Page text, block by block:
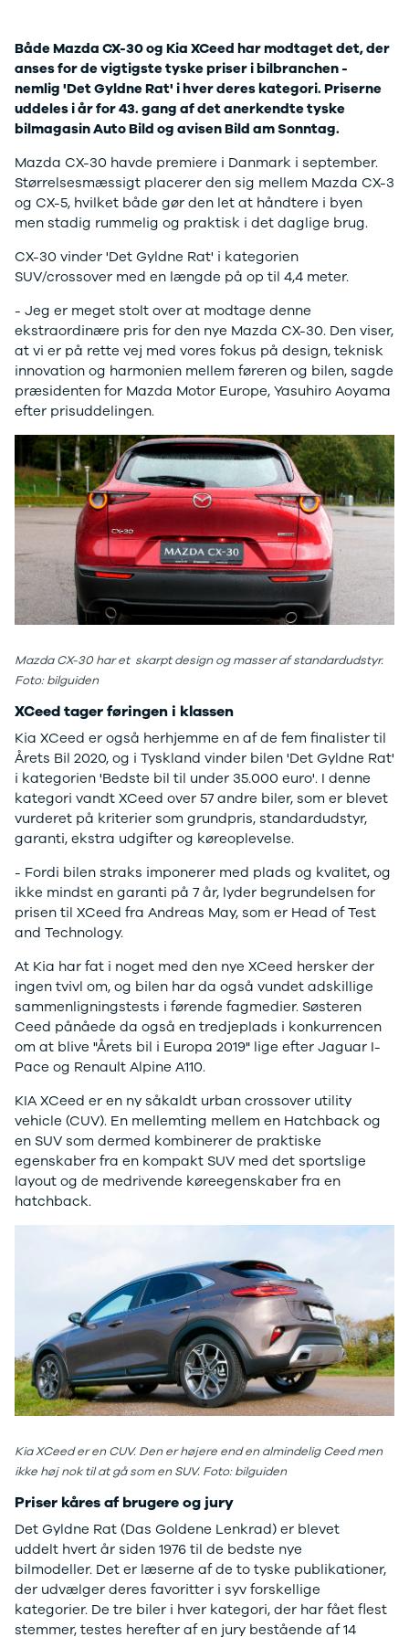
Anmeldelser
Privatleasing
Tilbud
Mustang
Modeller
Privatleasing
Tilbud
Tourneo
Custom
Modeller
Anmeldelser
E-Tourneo
Custom
Modeller
Anmeldelser
Tilbud
F-150
Modeller
Anmeldelser
Alpine
A290
Modeller
Anmeldelser
Privatleasing
Tilbud
A390
Modeller
Privatleasing
Tilbud
Dacia
Sandero
Modeller
Anmeldelser
Privatleasing
Tilbud
Duster
Modeller
Privatleasing
Tilbud
Jogger
Modeller
Privatleasing
Tilbud
Bigster
Modeller
Anmeldelser
Privatleasing
Tilbud
Volvo
EX30
Modeller
Anmeldelser
Privatleasing
Privatleasing
Tilbud
EC40
Anmeldelser
Privatleasing
Tilbud
EX60
Anmeldelser
Privatleasing
Tilbud
Modeller
Anmeldelser
Privatleasing
Tilbud
EX90
A5
A6
A7
A8
Q2
Q4 e-tron
Q5
Q7
S3
SQ5
SQ7
TT
S5
BMW
Se alle BMW
Elbil
SUV
Stationcar
1-serie
2-serie
3-serie
4-serie
5-serie
640i
X1
X3
iX
i3
i3s
i4
Z4
BYD
Se alle BYD
Elbil
Han
Citroën
Se alle
C3
C3 Picasso
C4
C4 Cactus
C4
SpaceTourer
C5 Aircross
Jumper 33
Jumper 35
Grand C4
SpaceTourer
Born
Dacia
Se alle Dacia
Elbil
Spring
Sandero og
Sandero
Stepway
Stepway
Duster
Dokker
Lodgy og
Lodgy
Stepway
Lodgy
Stepway
Jogger
Alt om varebiler
Årets Bil
Skiferie i elbil
Sommerferie med elbil
Besøg vores
vores videoguides og
gennemgange af nye
biler på vores youtube-
kanal Bilguiden.
Både Mazda CX-30 og Kia XCeed har modtaget det, der
anses for de vigtigste tyske priser i bilbranchen -
nemlig 'Det Gyldne Rat' i hver deres kategori. Priserne
uddeles i år for 43. gang af det anerkendte tyske
bilmagasin Auto Bild og avisen Bild am Sonntag.
Mazda CX-30 havde premiere i Danmark i september.
Størrelsesmæssigt placerer den sig mellem Mazda CX-3
og CX-5, hvilket både gør den let at håndtere i byen
men stadig rummelig og praktisk i det daglige brug.
CX-30 vinder 'Det Gyldne Rat' i kategorien
SUV/crossover med en længde på op til 4,4 meter.
- Jeg er meget stolt over at modtage denne
ekstraordinære pris for den nye Mazda CX-30. Den viser,
at vi er på rette vej med vores fokus på design, teknisk
innovation og harmonien mellem føreren og bilen, sagde
præsidenten for Mazda Motor Europe, Yasuhiro Aoyama
efter prisuddelingen.
Mazda CX-30 har et skarpt design og masser af standardudstyr.
Foto: bilguiden
XCeed tager føringen i klassen
Kia XCeed er også herhjemme en af de fem finalister til
Årets Bil 2020, og i Tyskland vinder bilen 'Det Gyldne Rat'
i kategorien 'Bedste bil til under 35.000 euro'. I denne
kategori vandt XCeed over 57 andre biler, som er blevet
vurderet på kriterier som grundpris, standardudstyr,
garanti, ekstra udgifter og køreoplevelse.
- Fordi bilen straks imponerer med plads og kvalitet, og
ikke mindst en garanti på 7 år, lyder begrundelsen for
prisen til XCeed fra Andreas May, som er Head of Test
and Technology.
At Kia har fat i noget med den nye XCeed hersker der
ingen tvivl om, og bilen har da også vundet adskillige
sammenligningstests i førende fagmedier. Søsteren
Ceed pånåede da også en tredjeplads i konkurrencen
om at blive "Årets bil i Europa 2019" lige efter Jaguar I-
Pace og Renault Alpine A110.
KIA XCeed er en ny såkaldt urban crossover utility
vehicle (CUV). En mellemting mellem en Hatchback og
en SUV som dermed kombinerer de praktiske
egenskaber fra en kompakt SUV med det sportslige
layout og de medrivende køreegenskaber fra en
hatchback.
Kia XCeed er en CUV. Den er højere end en almindelig Ceed men
ikke høj nok til at gå som en SUV. Foto: bilguiden
Priser kåres af brugere og jury
Det Gyldne Rat (Das Goldene Lenkrad) er blevet
uddelt hvert år siden 1976 til de bedste nye
bilmodeller. Det er læserne af de to tyske publikationer,
der udvælger deres favoritter i syv forskellige
kategorier. De tre biler i hver kategori, der har fået flest
stemmer, testes herefter af en jury bestående af 14